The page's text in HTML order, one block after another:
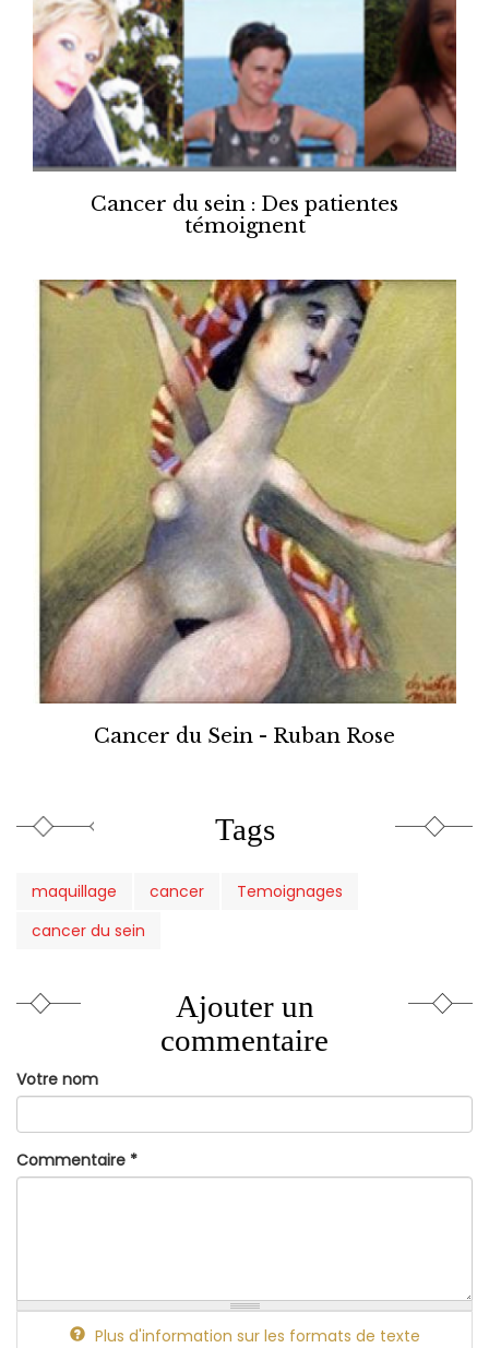
Cancer du sein : Des patientes
témoignent
Cancer du Sein - Ruban Rose
Tags
maquillage cancer
Temoignages
cancer du sein
Ajouter un
commentaire
Votre nom
Commentaire *
Plus d'information sur les formats de texte